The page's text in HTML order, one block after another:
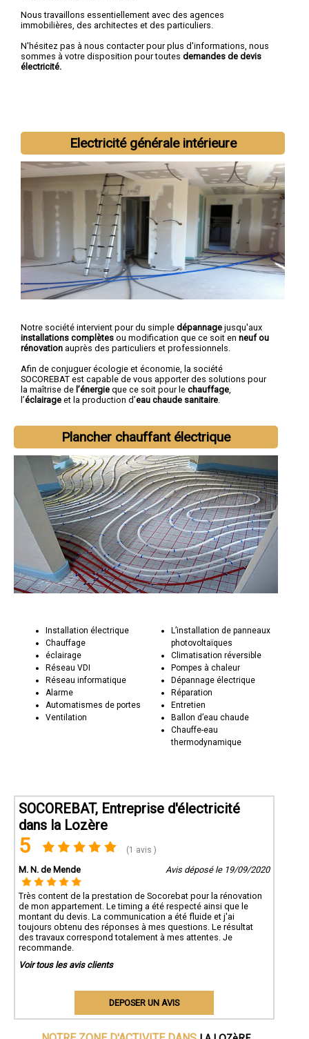
Nous travaillons essentiellement avec des agences
immobilières, des architectes et des particuliers.
N'hésitez pas à nous contacter pour plus d'informations, nous
sommes à votre disposition pour toutes demandes de devis
électricité.
Electricité générale intérieure
Notre société intervient pour du simple dépannage jusqu'aux
installations complètes ou modification que ce soit en neuf ou
rénovation auprès des particuliers et professionnels.
Afin de conjuguer écologie et économie, la société
SOCOREBAT est capable de vous apporter des solutions pour
la maîtrise de l’énergie que ce soit pour le chauffage
l’éclairage et la production d’eau chaude sanitaire
Plancher chauffant électrique
Installation électrique
Chauffage
éclairage
Réseau VDI
Réseau informatique
Alarme
Automatismes de portes
Ventilation
L’installation de panneaux
photovoltaïques
Climatisation réversible
Pompes à chaleur
Dépannage électrique
Réparation
Entretien
Ballon d’eau chaude
Chauffe-eau
thermodynamique
SOCOREBAT, Entreprise d'électricité
dans la Lozère
5 (1 avis )
M. N. de Mende Avis déposé le 19/09/2020
Très content de la prestation de Socorebat pour la rénovation
de mon appartement. Le timing a été respecté ainsi que le
montant du devis. La communication a été fluide et j'ai
toujours obtenu des réponses à mes questions. Le résultat
des travaux correspond totalement à mes attentes. Je
recommande.
Voir tous les avis clients
DEPOSER UN AVIS